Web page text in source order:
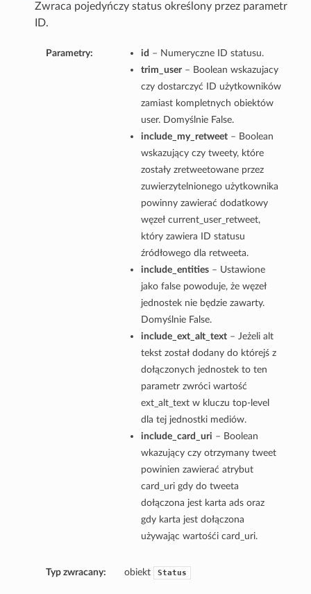
Zwraca pojedyńczy status określony przez parametr
ID.
Parametry: id – Numeryczne ID statusu.
trim_user– Boolean wskazujacy
czy dostarczyć ID użytkowników
zamiast kompletnych obiektów
user. Domyślnie False.
include_my_retweet– Boolean
wskazujący czy tweety, które
zostały zretweetowane przez
zuwierzytelnionego użytkownika
powinny zawierać dodatkowy
węzeł current_user_retweet,
który zawiera ID statusu
źródłowego dla retweeta.
include_entities– Ustawione
jako false powoduje, że węzeł
jednostek nie będzie zawarty.
Domyślnie False.
include_ext_alt_text– Jeżeli alt
tekst został dodany do którejś z
dołączonych jednostek to ten
parametr zwróci wartość
ext_alt_text w kluczu top-level
dla tej jednostki mediów.
include_card_uri – Boolean
wkazujący czy otrzymany tweet
powinien zawierać atrybut
card_uri gdy do tweeta
dołączona jest karta ads oraz
gdy karta jest dołączona
używając wartośći card_uri.
Typ zwracany: obiekt Status